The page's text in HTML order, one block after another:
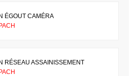
ÉGOUT CAMÉRA
RÉSEAU ASSAINISSEMENT